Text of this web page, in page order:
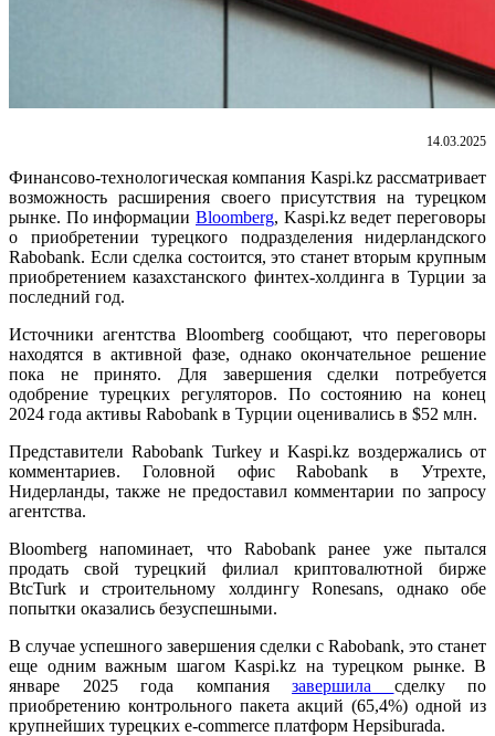
14.03.2025
Финансово-технологическая компания Kaspi.kz рассматривает
возможность расширения своего присутствия на турецком
рынке. По информации Bloomberg, Kaspi.kz ведет переговоры
о приобретении турецкого подразделения нидерландского
Rabobank. Если сделка состоится, это станет вторым крупным
приобретением казахстанского финтех-холдинга в Турции за
последний год.
Источники агентства Bloomberg сообщают, что переговоры
находятся в активной фазе, однако окончательное решение
пока не принято. Для завершения сделки потребуется
одобрение турецких регуляторов. По состоянию на конец
2024 года активы Rabobank в Турции оценивались в $52 млн.
Представители Rabobank Turkey и Kaspi.kz воздержались от
комментариев. Головной офис Rabobank в Утрехте,
Нидерланды, также не предоставил комментарии по запросу
агентства.
Bloomberg напоминает, что Rabobank ранее уже пытался
продать свой турецкий филиал криптовалютной бирже
BtcTurk и строительному холдингу Ronesans, однако обе
попытки оказались безуспешными.
В случае успешного завершения сделки с Rabobank, это станет
еще одним важным шагом Kaspi.kz на турецком рынке. В
январе 2025 года компания завершила сделку по
приобретению контрольного пакета акций (65,4%) одной из
крупнейших турецких e-commerce платформ Hepsiburada.